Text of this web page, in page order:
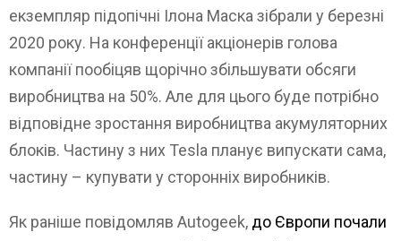
екземпляр підопічні Ілона Маска зібрали у березні
2020 року. На конференції акціонерів голова
компанії пообіцяв щорічно збільшувати обсяги
виробництва на 50%. Але для цього буде потрібно
відповідне зростання виробництва акумуляторних
блоків. Частину з них Tesla планує випускати сама,
частину – купувати у сторонніх виробників.
Як раніше повідомляв Autogeek, до Європи почали